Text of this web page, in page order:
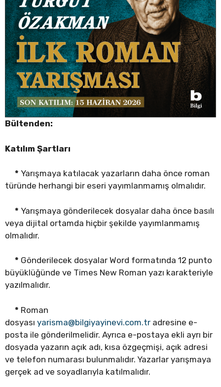
Bültenden:
Katılım Şartları
* Yarışmaya katılacak yazarların daha önce roman
türünde herhangi bir eseri yayımlanmamış olmalıdır.
* Yarışmaya gönderilecek dosyalar daha önce basılı
veya dijital ortamda hiçbir şekilde yayımlanmamış
olmalıdır.
* Gönderilecek dosyalar Word formatında 12 punto
büyüklüğünde ve Times New Roman yazı karakteriyle
yazılmalıdır.
* Roman
dosyası yarisma@bilgiyayinevi.com.tr adresine e-
posta ile gönderilmelidir. Ayrıca e-postaya ekli ayrı bir
dosyada yazarın açık adı, kısa özgeçmişi, açık adresi
ve telefon numarası bulunmalıdır. Yazarlar yarışmaya
gerçek ad ve soyadlarıyla katılmalıdır.